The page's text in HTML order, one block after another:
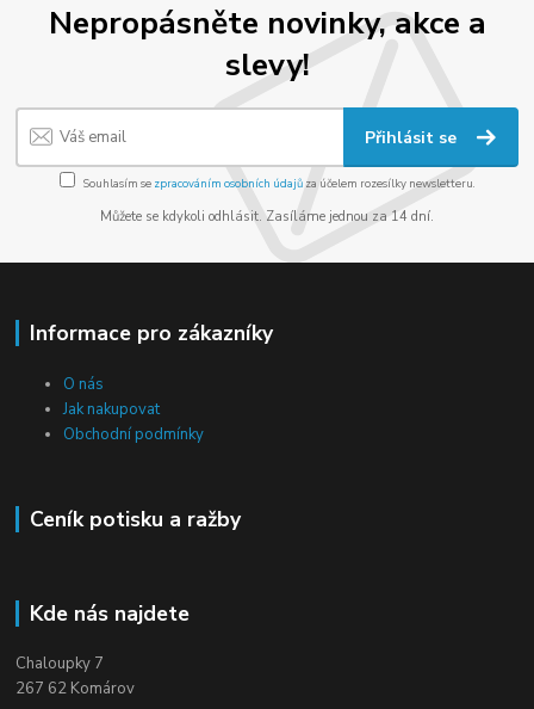
Nepropásněte novinky, akce a
slevy!
Přihlásit se
Souhlasím se zpracováním osobních údajůza účelem rozesílky newsletteru.
Můžete se kdykoli odhlásit. Zasíláme jednou za 14 dní.
Informace pro zákazníky
O nás
Jak nakupovat
Obchodní podmínky
Ceník potisku a ražby
Kde nás najdete
Chaloupky 7
267 62 Komárov